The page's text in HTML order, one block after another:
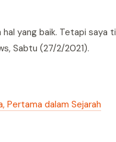
yang baik. Tetapi
Sabtu (27/2/2021).
Pertama dalam Sejarah